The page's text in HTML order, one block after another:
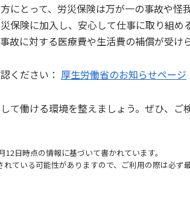
にとって、労災保険は万が一の事故や怪
保険に加入し、安心して仕事に取り組
故に対する医療費や生活費の補償が受け
ください： 厚生労働省のお知らせページ
て働ける環境を整えましょう。ぜひ、ご
12日時点の情報に基づいて書かれています。
ている可能性がありますので、ご利用の際は必ず